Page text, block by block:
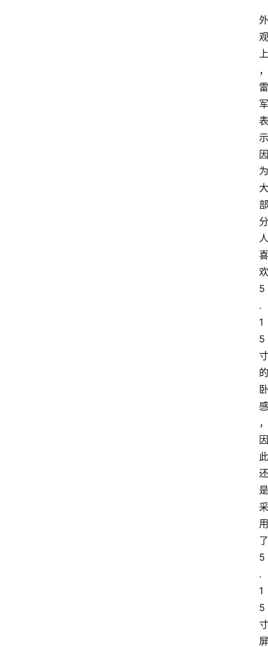
外
观
上
，
雷
军
表
示
因
为
大
部
分
人
喜
欢
5
.
1
5
寸
的
卧
感
，
因
此
还
是
采
用
了
5
.
1
5
寸
屏